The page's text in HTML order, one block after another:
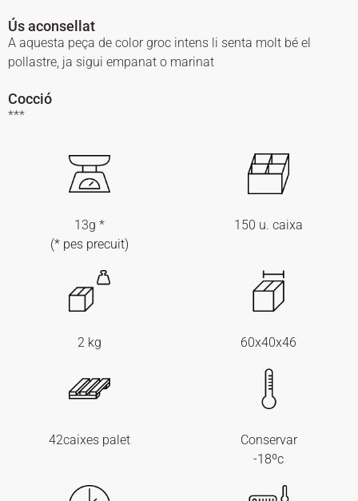
Ús aconsellat
A aquesta peça de color groc intens li senta molt bé el
pollastre, ja sigui empanat o marinat
Cocció
***
13g *
(* pes precuit)
150 u. caixa
2 kg 60x40x46
42caixes palet
Conservar
-18ºc